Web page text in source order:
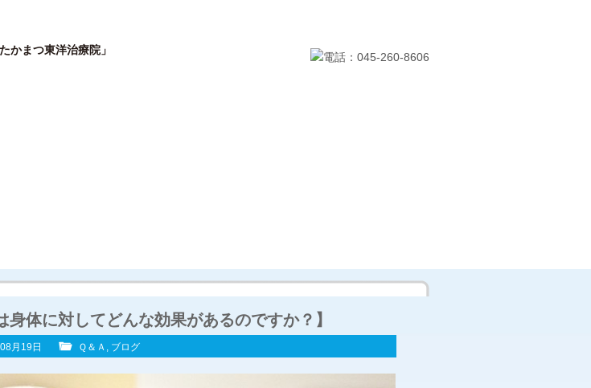
かまつ東洋治療院」
身体に対してどんな効果があるのですか？】
月19日 Ｑ＆Ａ , ブログ